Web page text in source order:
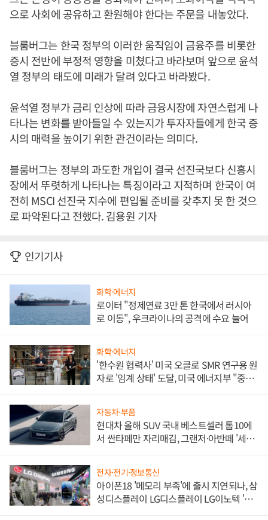
으로 사회에 공유하고 환원해야 한다는 주문을 내놓았다.
블룸버그는 한국 정부의 이러한 움직임이 금융주를 비롯한
증시 전반에 부정적 영향을 미쳤다고 바라보며 앞으로 윤석
열 정부의 태도에 미래가 달려 있다고 바라봤다.
윤석열 정부가 금리 인상에 따라 금융시장에 자연스럽게 나
타나는 변화를 받아들일 수 있는지가 투자자들에게 한국 증
시의 매력을 높이기 위한 관건이라는 의미다.
블룸버그는 정부의 과도한 개입이 결국 선진국보다 신흥시
장에서 뚜렷하게 나타나는 특징이라고 지적하며 한국이 여
전히 MSCI 선진국 지수에 편입될 준비를 갖추지 못 한 것으
로 파악된다고 전했다. 김용원 기자
인기기사
화학·에너지
로이터 "정제연료 3만 톤 한국에서 러시아
로 이동", 우크라이나의 공격에 수요 늘어
화학·에너지
'한수원 협력사' 미국 오클로 SMR 연구용 원
자로 '임계 상태' 도달, 미국 에너지부 "중요
자동차·부품
현대차 올해 SUV 국내 베스트셀러 톱10에
서 싼타페만 자리매김, 그랜저·아반떼 '세단
전자·전기·정보통신
아이폰18 '메모리 부족'에 출시 지연되나, 삼
성디스플레이 LG디스플레이 LG이노텍 '탈